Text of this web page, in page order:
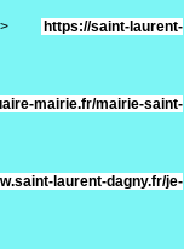
https://saint-laurent-
mairie.fr/mairie-saint-
laurent-dagny.fr/je-